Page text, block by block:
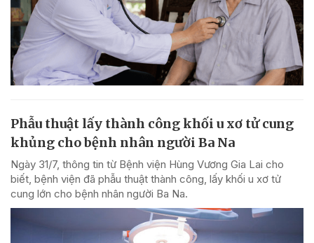
Phẫu thuật lấy thành công khối u xơ tử cung
khủng cho bệnh nhân người Ba Na
Ngày 31/7, thông tin từ Bệnh viện Hùng Vương Gia Lai cho
biết, bệnh viện đã phẫu thuật thành công, lấy khối u xơ tử
cung lớn cho bệnh nhân người Ba Na.